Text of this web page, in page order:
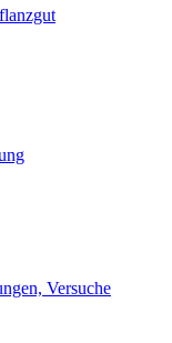
Versuche